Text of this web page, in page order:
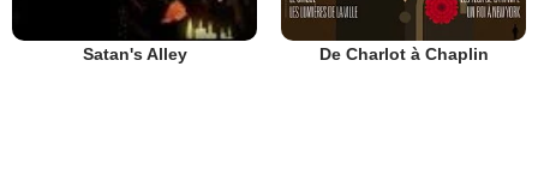
Satan's Alley De Charlot à Chaplin